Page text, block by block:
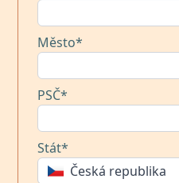
Město*
PSČ*
Stát*
Česká republika